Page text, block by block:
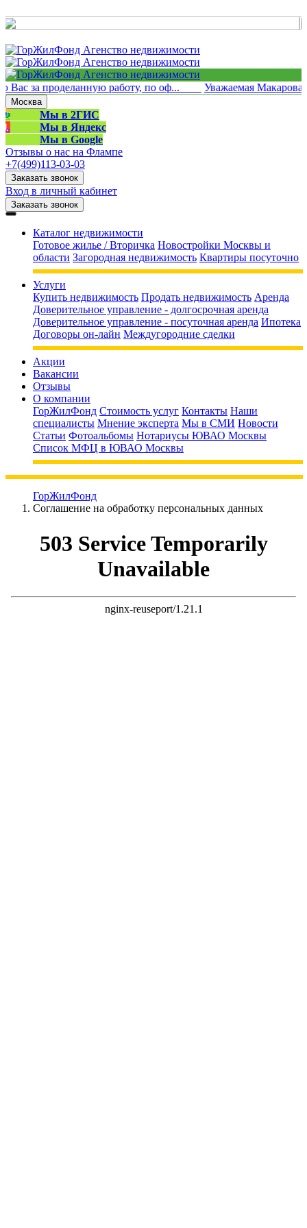
за проделанную работу, по оф... Уважаемая Макарова
Москва
Мы в 2ГИС
Мы в Яндекс
Мы в Google
Отзывы о нас на Флампе
+7(499)113-03-03
Заказать звонок
Вход в личный кабинет
Заказать звонок
Каталог недвижимости
Готовое жилье / Вторичка Новостройки Москвы и
области Загородная недвижимость Квартиры посуточно
Услуги
Купить недвижимость Продать недвижимость Аренда
Доверительное управление - долгосрочная аренда
Доверительное управление - посуточная аренда Ипотека
Договоры он-лайн Междугородние сделки
Акции
Вакансии
Отзывы
О компании
ГорЖилФонд Стоимость услуг Контакты Наши
специалисты Мнение эксперта Мы в СМИ Новости
Статьи Фотоальбомы Нотариусы ЮВАО Москвы
Список МФЦ в ЮВАО Москвы
ГорЖилФонд
Соглашение на обработку персональных данных